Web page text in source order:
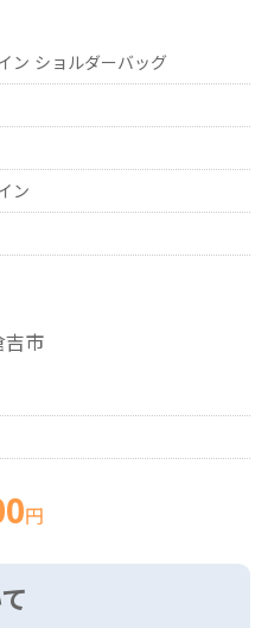
ン ショルダーバッグ
ン
吉市
円